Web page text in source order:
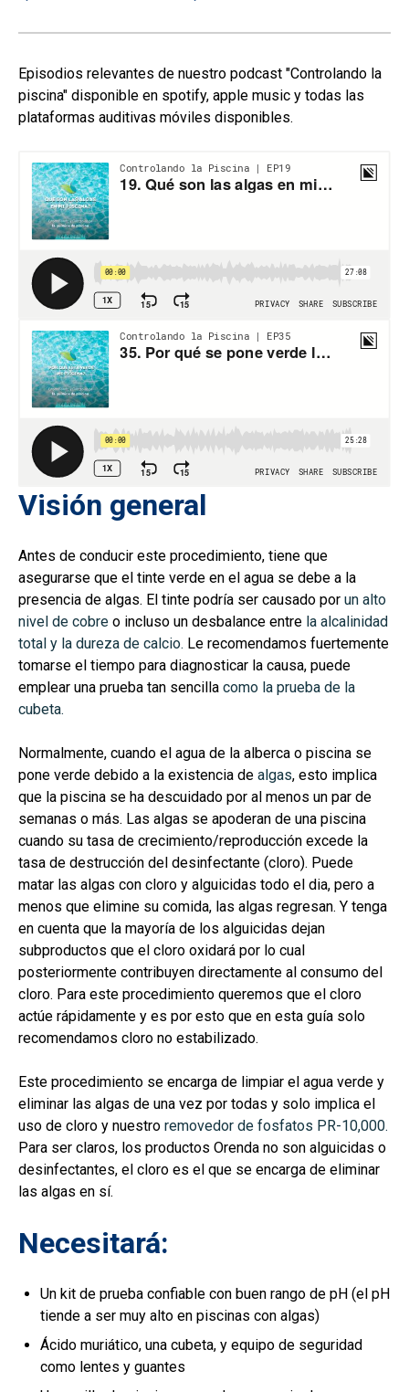
Episodios relevantes de nuestro podcast "Controlando la
piscina" disponible en spotify, apple music y todas las
plataformas auditivas móviles disponibles.
Visión general
Antes de conducir este procedimiento, tiene que
asegurarse que el tinte verde en el agua se debe a la
presencia de algas. El tinte podría ser causado por un alto
nivel de cobre o incluso un desbalance entre la alcalinidad
total y la dureza de calcio. Le recomendamos fuertemente
tomarse el tiempo para diagnosticar la causa, puede
emplear una prueba tan sencilla como la prueba de la
cubeta.
Normalmente, cuando el agua de la alberca o piscina se
pone verde debido a la existencia de algas, esto implica
que la piscina se ha descuidado por al menos un par de
semanas o más. Las algas se apoderan de una piscina
cuando su tasa de crecimiento/reproducción excede la
tasa de destrucción del desinfectante (cloro). Puede
matar las algas con cloro y alguicidas todo el dia, pero a
menos que elimine su comida, las algas regresan. Y tenga
en cuenta que la mayoría de los alguicidas dejan
subproductos que el cloro oxidará por lo cual
posteriormente contribuyen directamente al consumo del
cloro. Para este procedimiento queremos que el cloro
actúe rápidamente y es por esto que en esta guía solo
recomendamos cloro no estabilizado.
Este procedimiento se encarga de limpiar el agua verde y
eliminar las algas de una vez por todas y solo implica el
uso de cloro y nuestro removedor de fosfatos PR-10,000.
Para ser claros, los productos Orenda no son alguicidas o
desinfectantes, el cloro es el que se encarga de eliminar
las algas en sí.
Necesitará:
Un kit de prueba confiable con buen rango de pH (el pH
tiende a ser muy alto en piscinas con algas)
Ácido muriático, una cubeta, y equipo de seguridad
como lentes y guantes